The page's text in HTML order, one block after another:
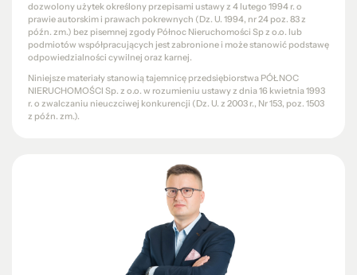
dozwolony użytek określony przepisami ustawy z 4 lutego 1994 r. o
prawie autorskim i prawach pokrewnych (Dz. U. 1994, nr 24 poz. 83 z
późn. zm.) bez pisemnej zgody Północ Nieruchomości Sp z o.o. lub
podmiotów współpracujących jest zabronione i może stanowić podstawę
odpowiedzialności cywilnej oraz karnej.
Niniejsze materiały stanowią tajemnicę przedsiębiorstwa PÓŁNOC
NIERUCHOMOŚCI Sp. z o.o. w rozumieniu ustawy z dnia 16 kwietnia 1993
r. o zwalczaniu nieuczciwej konkurencji (Dz. U. z 2003 r., Nr 153, poz. 1503
z późn. zm.).